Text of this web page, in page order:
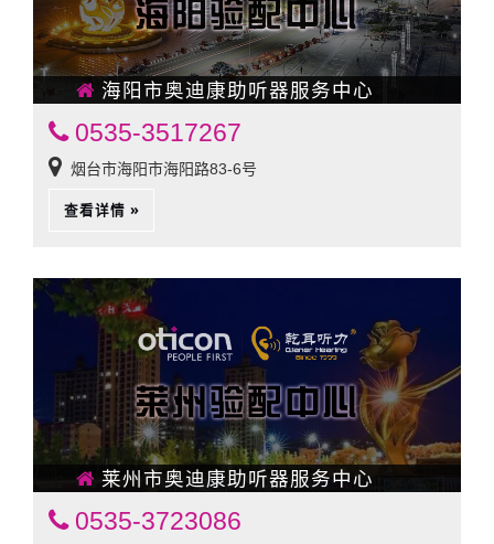
海阳市奥迪康助听器服务中心
0535-3517267
烟台市海阳市海阳路83-6号
查看详情 »
莱州市奥迪康助听器服务中心
0535-3723086